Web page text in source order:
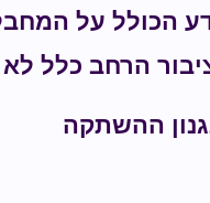
הכולל על
ההשתקה